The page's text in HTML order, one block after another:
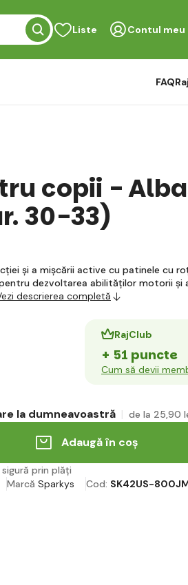
Liste Contul meu
FAQ
copii -
30-33)
și a mișcării active cu patinele cu
dezvoltarea abilităților motorii și
descrierea completă
RajClub
+ 51 puncte
Cum să devii
la dumneavoastră
de la 25,90
Adaugă în coș
prin plăți
Marcă Sparkys Cod: SK42US-